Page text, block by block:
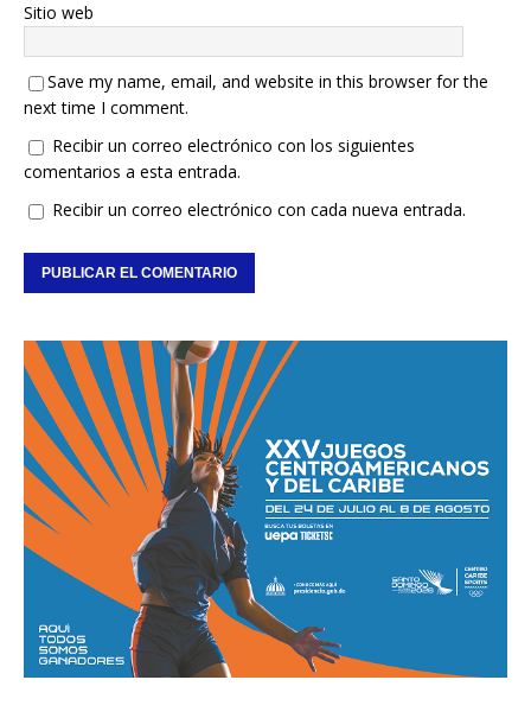
Sitio web
Save my name, email, and website in this browser for the
next time I comment.
Recibir un correo electrónico con los siguientes
comentarios a esta entrada.
Recibir un correo electrónico con cada nueva entrada.